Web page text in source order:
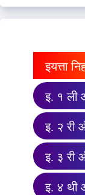
इयत्ता
इ. १ ली
इ. २ री
इ. ३ री
इ. ४ थी